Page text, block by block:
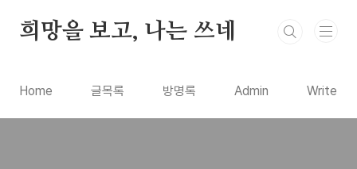
희망을 보고, 나는 쓰네
Home 글목록 방명록 Admin Write